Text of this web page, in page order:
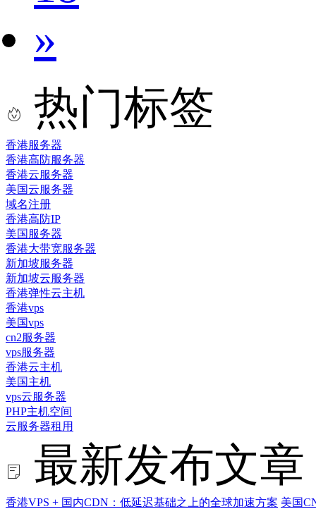
»
热门标签
香港服务器
香港高防服务器
香港云服务器
美国云服务器
域名注册
香港高防IP
美国服务器
香港大带宽服务器
新加坡服务器
新加坡云服务器
香港弹性云主机
香港vps
美国vps
cn2服务器
vps服务器
香港云主机
美国主机
vps云服务器
PHP主机空间
云服务器租用
最新发布文章
香港VPS + 国内CDN：低延迟基础之上的全球加速方案 美国